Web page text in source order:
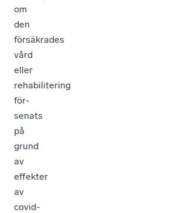
om
den
försäkrades
vård
eller
rehabilitering
för-
senats
på
grund
av
effekter
av
covid-